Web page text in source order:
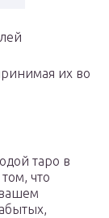
их во
таро в
что